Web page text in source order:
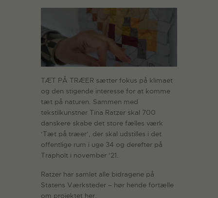
TÆT PÅ TRÆER sætter fokus på klimaet
og den stigende interesse for at komme
tæt på naturen. Sammen med
tekstilkunstner Tina Ratzer skal 700
danskere skabe det store fælles værk
‘Tæt på træer’, der skal udstilles i det
offentlige rum i uge 34 og derefter på
Trapholt i november ’21.
Ratzer har samlet alle bidragene på
Statens Værksteder – hør hende fortælle
om projektet her.